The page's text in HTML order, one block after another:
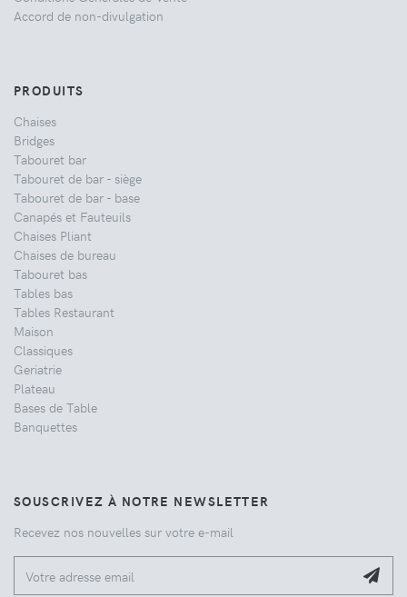
Accord de non-divulgation
PRODUITS
Chaises
Bridges
Tabouret bar
Tabouret de bar - siège
Tabouret de bar - base
Canapés et Fauteuils
Chaises Pliant
Chaises de bureau
Tabouret bas
Tables bas
Tables Restaurant
Maison
Classiques
Geriatrie
Plateau
Bases de Table
Banquettes
SOUSCRIVEZ À NOTRE NEWSLETTER
Recevez nos nouvelles sur votre e-mail